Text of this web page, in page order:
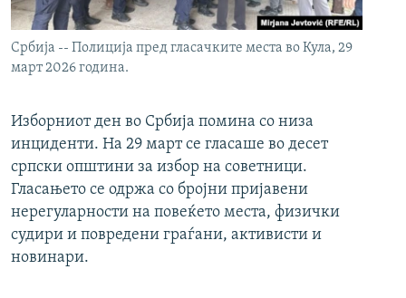
Србија -- Полиција пред гласачките места во Кула, 29
март 2026 година.
Изборниот ден во Србија помина со низа
инциденти. На 29 март се гласаше во десет
српски општини за избор на советници.
Гласањето се одржа со бројни пријавени
нерегуларности на повеќето места, физички
судири и повредени граѓани, активисти и
новинари.